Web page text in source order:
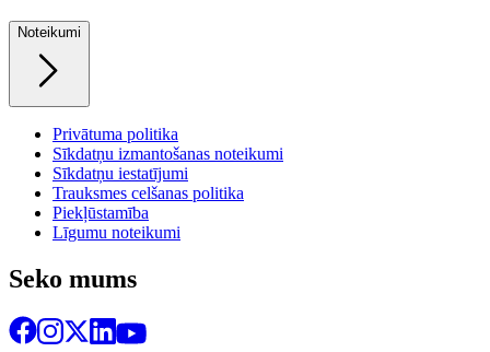
Noteikumi
Privātuma politika
Sīkdatņu izmantošanas noteikumi
Sīkdatņu iestatījumi
Trauksmes celšanas politika
Piekļūstamība
Līgumu noteikumi
Seko mums